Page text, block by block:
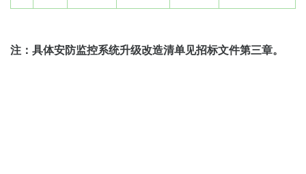
注：具体安防监控系统升级改造清单见招标文件第三章。